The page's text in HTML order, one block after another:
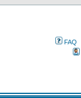
FAQ